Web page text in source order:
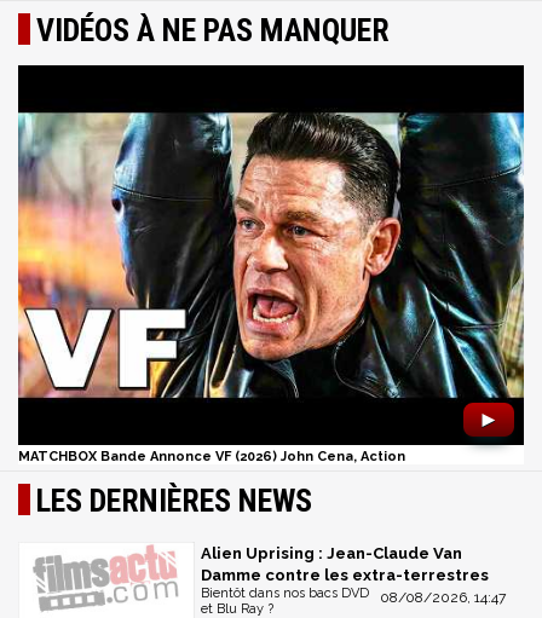
VIDÉOS À NE PAS MANQUER
►
MATCHBOX Bande Annonce VF (2026) John Cena, Action
LES DERNIÈRES NEWS
Alien Uprising : Jean-Claude Van
Damme contre les extra-terrestres
08/08/2026, 14:47
Bientôt dans nos bacs DVD
et Blu Ray ?